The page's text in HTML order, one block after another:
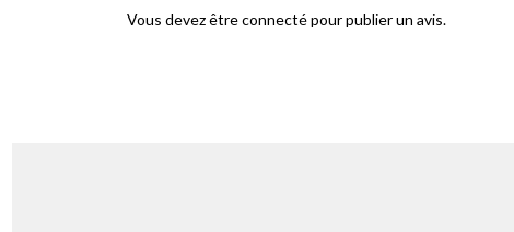
Vous devez êtreconnectépour publier un avis.